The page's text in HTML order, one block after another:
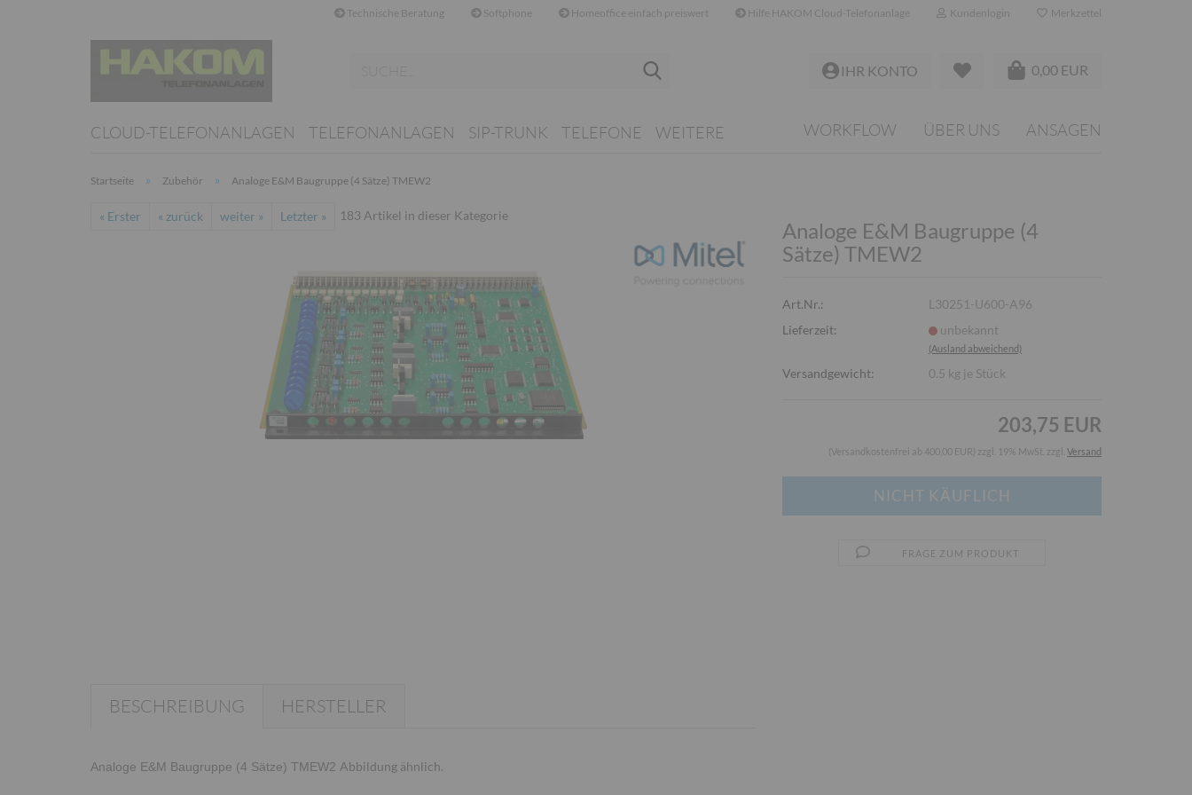
Technische Beratung Softphone Homeoffice einfach preiswert Hilfe HAKOM Cloud-Telefonanlage Kundenlogin Merkzettel
0,00 EUR
IHR KONTO
CLOUD-TELEFONANLAGEN TELEFONANLAGEN SIP-TRUNK TELEFONE WORKFLOW ÜBER UNS ANSAGEN
WEITERE
Startseite » Zubehör » Analoge E&M Baugruppe (4 Sätze) TMEW2
« Erster « zurück weiter » Letzter » 183 Artikel in dieser Kategorie
Analoge E&M Baugruppe (4
Sätze) TMEW2
Art.Nr.:
L30251-U600-A96
Lieferzeit:
unbekannt
(Ausland abweichend)
Versandgewicht: 0.5 kg je Stück
203,75 EUR
(Versandkostenfrei ab 400,00 EUR) zzgl. 19% MwSt. zzgl. Versand
FRAGE ZUM PRODUKT
BESCHREIBUNG HERSTELLER
Analoge E&M Baugruppe (4 Sätze) TMEW2 Abbildung ähnlich.